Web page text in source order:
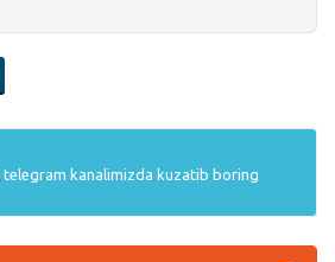
telegram kanalimizda kuzatib boring